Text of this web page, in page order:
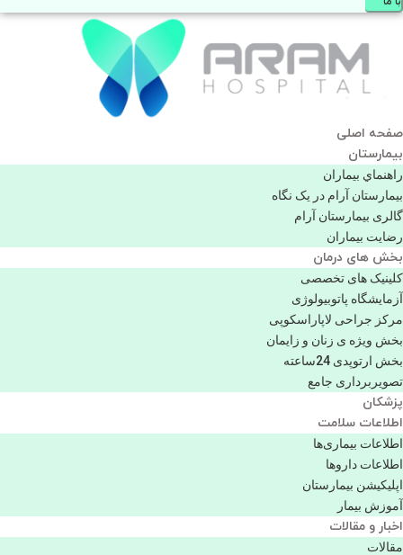
صفحه اصلی
بيمارستان
راهنماي بیماران
بیمارستان آرام در یک نگاه
گالری بیمارستان آرام
رضایت بیماران
بخش های درمان
کلینیک های تخصصی
آزمایشگاه پاتوبیولوژی
مرکز جراحی لاپاراسکوپی
بخش ویژه ی زنان و زایمان
بخش ارتوپدی 24ساعته
تصویربرداری جامع
پزشكان
اطلاعات سلامت
اطلاعات بیماری‌ها
اطلاعات دارو‌ها
اپليكيشن بيمارستان
آموزش بیمار
اخبار و مقالات
مقالات